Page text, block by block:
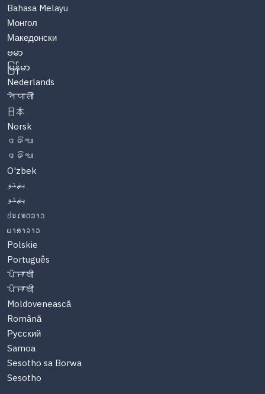
Bahasa Melayu
Монгол
Македонски
ဗမာ
မြန်မာ
Nederlands
नेपाली
日本
Norsk
ଓଡିଆ
ଓଡିଆ
O'zbek
پښتو
پښتو
ປະເທດລາວ
ພາສາລາວ
Polskie
Português
ਪੰਜਾਬੀ
ਪੰਜਾਬੀ
Moldovenească
Română
Русский
Samoa
Sesotho sa Borwa
Sesotho